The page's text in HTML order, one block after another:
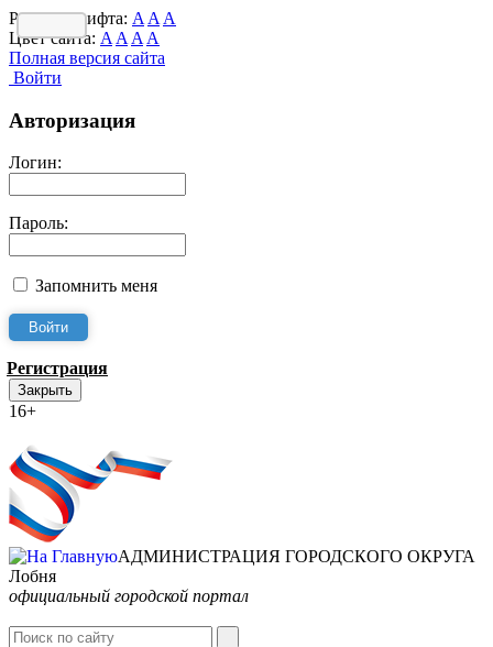
Размер шрифта: A A A
Цвет сайта: A A A A
Полная версия сайта
Войти
Авторизация
Логин:
Пароль:
Запомнить меня
Регистрация
Закрыть
16+
АДМИНИСТРАЦИЯ ГОРОДСКОГО ОКРУГА
Лобня
официальный городской портал